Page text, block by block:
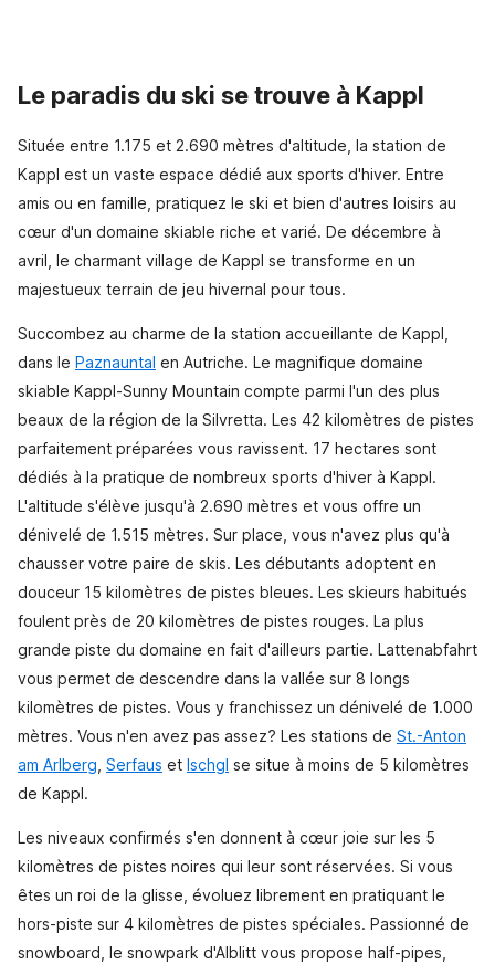
Le paradis du ski se trouve à Kappl
Située entre 1.175 et 2.690 mètres d'altitude, la station de
Kappl est un vaste espace dédié aux sports d'hiver. Entre
amis ou en famille, pratiquez le ski et bien d'autres loisirs au
cœur d'un domaine skiable riche et varié. De décembre à
avril, le charmant village de Kappl se transforme en un
majestueux terrain de jeu hivernal pour tous.
Succombez au charme de la station accueillante de Kappl,
dans le Paznauntal en Autriche. Le magnifique domaine
skiable Kappl-Sunny Mountain compte parmi l'un des plus
beaux de la région de la Silvretta. Les 42 kilomètres de pistes
parfaitement préparées vous ravissent. 17 hectares sont
dédiés à la pratique de nombreux sports d'hiver à Kappl.
L'altitude s'élève jusqu'à 2.690 mètres et vous offre un
dénivelé de 1.515 mètres. Sur place, vous n'avez plus qu'à
chausser votre paire de skis. Les débutants adoptent en
douceur 15 kilomètres de pistes bleues. Les skieurs habitués
foulent près de 20 kilomètres de pistes rouges. La plus
grande piste du domaine en fait d'ailleurs partie. Lattenabfahrt
vous permet de descendre dans la vallée sur 8 longs
kilomètres de pistes. Vous y franchissez un dénivelé de 1.000
mètres. Vous n'en avez pas assez? Les stations de St.-Anton
am Arlberg Serfaus et Ischgl se situe à moins de 5 kilomètres
de Kappl.
Les niveaux confirmés s'en donnent à cœur joie sur les 5
kilomètres de pistes noires qui leur sont réservées. Si vous
êtes un roi de la glisse, évoluez librement en pratiquant le
hors-piste sur 4 kilomètres de pistes spéciales. Passionné de
snowboard, le snowpark d'Alblitt vous propose half-pipes,